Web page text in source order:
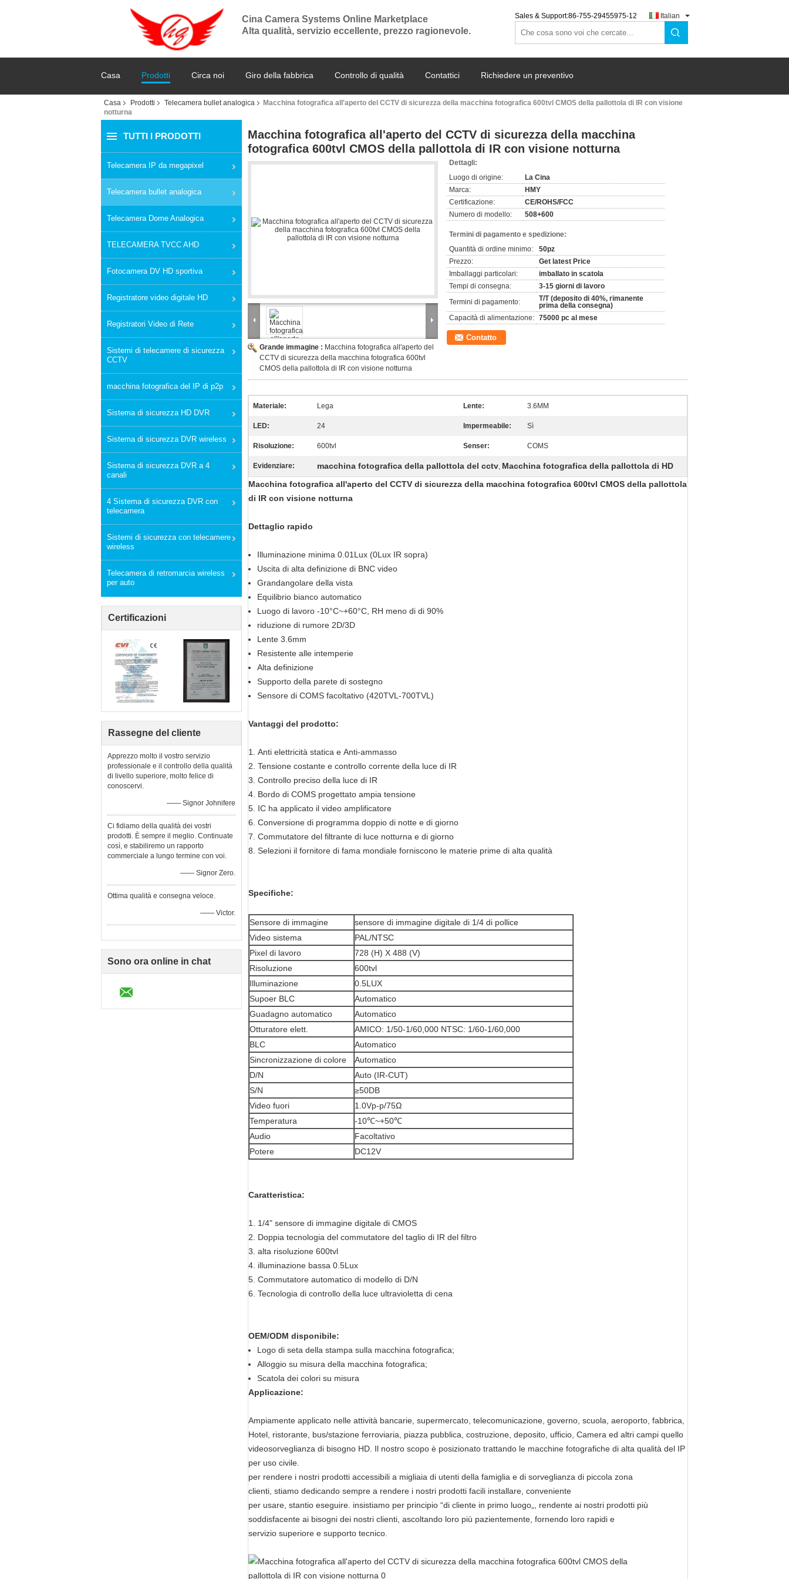
Cina Camera Systems Online Marketplace
Alta qualità, servizio eccellente, prezzo ragionevole.
Sales & Support:86-755-29455975-12 Italian
Casa Prodotti Circa noi Giro della fabbrica Controllo di qualità Contattici Richiedere un preventivo
Casa Prodotti Telecamera bullet analogica
Macchina fotografica all'aperto del CCTV di sicurezza della macchina fotografica 600tvl CMOS della pallottola di IR con visione
notturna
TUTTI I PRODOTTI
Telecamera IP da megapixel
Telecamera bullet analogica
Telecamera Dome Analogica
TELECAMERA TVCC AHD
Fotocamera DV HD sportiva
Registratore video digitale HD
Registratori Video di Rete
Sistemi di telecamere di sicurezza
CCTV
macchina fotografica del IP di p2p
Sistema di sicurezza HD DVR
Sistema di sicurezza DVR wireless
Sistema di sicurezza DVR a 4
canali
4 Sistema di sicurezza DVR con
telecamera
Sistemi di sicurezza con telecamere
wireless
Telecamera di retromarcia wireless
per auto
Certificazioni
Rassegne del cliente
Apprezzo molto il vostro servizio
professionale e il controllo della qualità
di livello superiore, molto felice di
conoscervi.
—— Signor Johnifere
Ci fidiamo della qualità dei vostri
prodotti. È sempre il meglio. Continuate
così, e stabiliremo un rapporto
commerciale a lungo termine con voi.
—— Signor Zero.
Ottima qualità e consegna veloce.
—— Victor.
Sono ora online in chat
Macchina fotografica all'aperto del CCTV di sicurezza della macchina
fotografica 600tvl CMOS della pallottola di IR con visione notturna
Grande immagine : Macchina fotografica all'aperto del
CCTV di sicurezza della macchina fotografica 600tvl
CMOS della pallottola di IR con visione notturna
Dettagli:
Luogo di origine:
La Cina
Marca:
HMY
Certificazione:
CE/ROHS/FCC
Numero di modello:
508+600
Termini di pagamento e spedizione:
Quantità di ordine minimo:
50pz
Prezzo:
Get latest Price
Imballaggi particolari:
imballato in scatola
Tempi di consegna:
3-15 giorni di lavoro
Termini di pagamento:
T/T (deposito di 40%, rimanente
prima della consegna)
Capacità di alimentazione: 75000 pc al mese
Contatto
Materiale: Lega Lente: 3.6MM
LED: 24 Impermeabile: Sì
Risoluzione: 600tvl Senser: COMS
Evidenziare: macchina fotografica della pallottola del cctv, Macchina fotografica della pallottola di HD
Macchina fotografica all'aperto del CCTV di sicurezza della macchina fotografica 600tvl CMOS della pallottola
di IR con visione notturna
Dettaglio rapido
Illuminazione minima 0.01Lux (0Lux IR sopra)
Uscita di alta definizione di BNC video
Grandangolare della vista
Equilibrio bianco automatico
Luogo di lavoro -10°C~+60°C, RH meno di di 90%
riduzione di rumore 2D/3D
Lente 3.6mm
Resistente alle intemperie
Alta definizione
Supporto della parete di sostegno
Sensore di COMS facoltativo (420TVL-700TVL)
Vantaggi del prodotto:
1. Anti elettricità statica e Anti-ammasso
2. Tensione costante e controllo corrente della luce di IR
3. Controllo preciso della luce di IR
4. Bordo di COMS progettato ampia tensione
5. IC ha applicato il video amplificatore
6. Conversione di programma doppio di notte e di giorno
7. Commutatore del filtrante di luce notturna e di giorno
8. Selezioni il fornitore di fama mondiale forniscono le materie prime di alta qualità
Specifiche:
Sensore di immagine
sensore di immagine digitale di 1/4 di pollice
Video sistema
PAL/NTSC
Pixel di lavoro
728 (H) X 488 (V)
Risoluzione
600tvl
Illuminazione
0.5LUX
Supoer BLC
Automatico
Guadagno automatico
Automatico
Otturatore elett.
AMICO: 1/50-1/60,000 NTSC: 1/60-1/60,000
BLC
Automatico
Sincronizzazione di colore
Automatico
D/N
Auto (IR-CUT)
S/N
≥50DB
Video fuori
1.0Vp-p/75Ω
Temperatura
-10℃~+50℃
Audio
Facoltativo
Potere
DC12V
Caratteristica:
1. 1/4" sensore di immagine digitale di CMOS
2. Doppia tecnologia del commutatore del taglio di IR del filtro
3. alta risoluzione 600tvl
4. illuminazione bassa 0.5Lux
5. Commutatore automatico di modello di D/N
6. Tecnologia di controllo della luce ultravioletta di cena
OEM/ODM disponibile:
Logo di seta della stampa sulla macchina fotografica;
Alloggio su misura della macchina fotografica;
Scatola dei colori su misura
Applicazione:
Ampiamente applicato nelle attività bancarie, supermercato, telecomunicazione, governo, scuola, aeroporto, fabbrica,
Hotel, ristorante, bus/stazione ferroviaria, piazza pubblica, costruzione, deposito, ufficio, Camera ed altri campi quello
videosorveglianza di bisogno HD. Il nostro scopo è posizionato trattando le macchine fotografiche di alta qualità del IP
per uso civile.
per rendere i nostri prodotti accessibili a migliaia di utenti della famiglia e di sorveglianza di piccola zona
clienti, stiamo dedicando sempre a rendere i nostri prodotti facili installare, conveniente
per usare, stantio eseguire. insistiamo per principio “di cliente in primo luogo„, rendente ai nostri prodotti più
soddisfacente ai bisogni dei nostri clienti, ascoltando loro più pazientemente, fornendo loro rapidi e
servizio superiore e supporto tecnico.